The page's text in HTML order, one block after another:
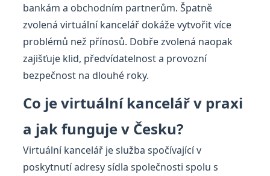
bankám a obchodním partnerům. Špatně
zvolená virtuální kancelář dokáže vytvořit více
problémů než přínosů. Dobře zvolená naopak
zajišťuje klid, předvídatelnost a provozní
bezpečnost na dlouhé roky.
Co je virtuální kancelář v praxi
a jak funguje v Česku?
Virtuální kancelář je služba spočívající v
poskytnutí adresy sídla společnosti spolu s